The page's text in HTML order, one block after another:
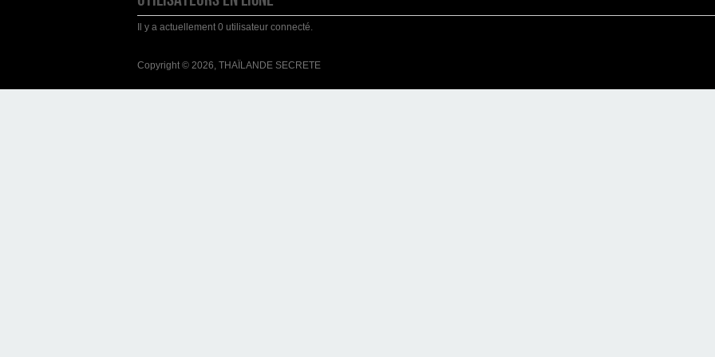
Il y a actuellement 0 utilisateur connecté.
Copyright © 2026, THAÏLANDE SECRETE